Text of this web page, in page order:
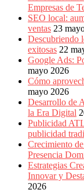
Empresas de
SEO local:
ventas 23
Descubriendo
exitosas 22
Google Ads:
mayo 2026
Cómo
mayo 2026
Desarrollo de
la Era Digital
Publicidad
publicidad
Crecimiento
Presencia
Estrategias
Innovar y
2026